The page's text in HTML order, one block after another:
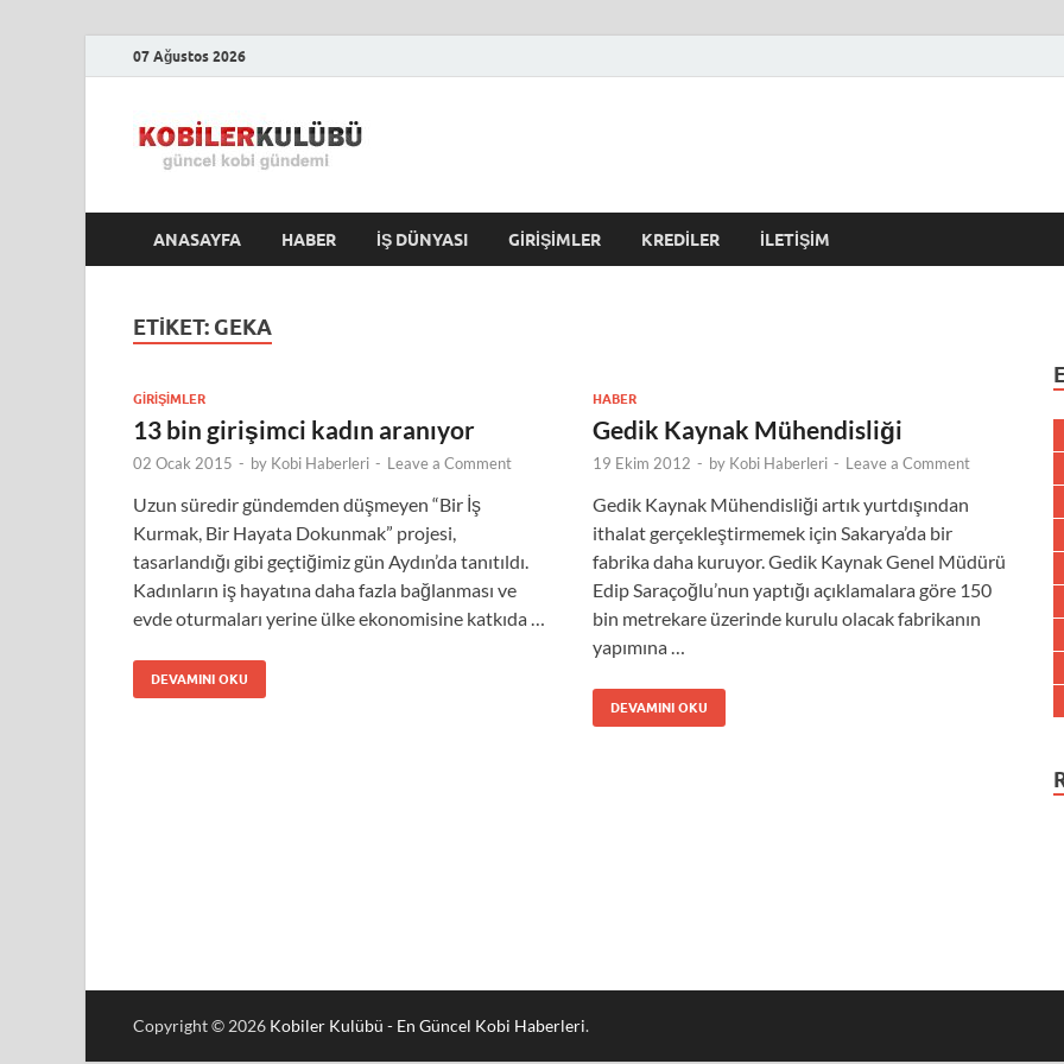
07 Ağustos 2026
ANASAYFA HABER İŞ DÜNYASI GIRIŞIMLER KREDILER İLETIŞIM
ETIKET: GEKA
GIRIŞIMLER
13 bin girişimci kadın aranıyor
02 Ocak 2015 - by Kobi Haberleri - Leave a Comment
Uzun süredir gündemden düşmeyen “Bir İş
Kurmak, Bir Hayata Dokunmak” projesi,
tasarlandığı gibi geçtiğimiz gün Aydın’da tanıtıldı.
Kadınların iş hayatına daha fazla bağlanması ve
evde oturmaları yerine ülke ekonomisine katkıda …
DEVAMINI OKU
HABER
Gedik Kaynak Mühendisliği
19 Ekim 2012 - by Kobi Haberleri - Leave a Comment
Gedik Kaynak Mühendisliği artık yurtdışından
ithalat gerçekleştirmemek için Sakarya’da bir
fabrika daha kuruyor. Gedik Kaynak Genel Müdürü
Edip Saraçoğlu’nun yaptığı açıklamalara göre 150
bin metrekare üzerinde kurulu olacak fabrikanın
yapımına …
DEVAMINI OKU
Copyright © 2026 Kobiler Kulübü - En Güncel Kobi Haberleri.